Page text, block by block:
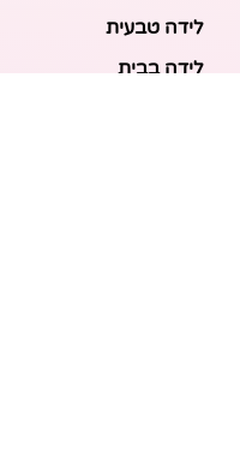
לידה טבעית
לידה בבית